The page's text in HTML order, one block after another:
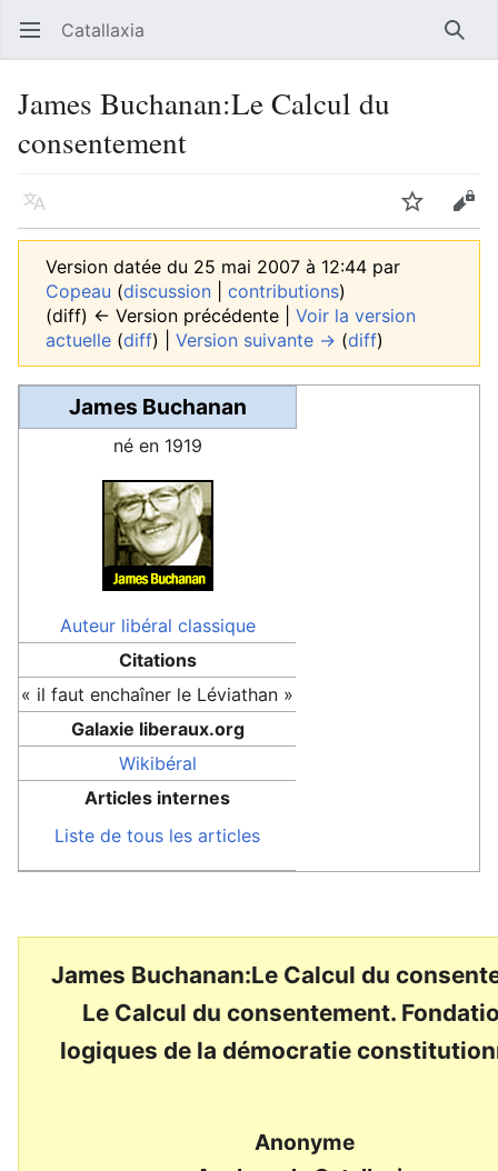
Ouvrir le menu principal Catallaxia
James Buchanan:Le Calcul du
consentement
Langue Suivre
Version datée du 25 mai 2007 à 12:44 par
Copeau (discussion contributions)
(diff) ← Version précédente | Voir la version
actuelle (diff) | Version suivante → (diff)
James Buchanan
né en 1919
Auteur libéral classique
Citations
« il faut enchaîner le Léviathan »
Galaxie liberaux.org
Wikibéral
Articles internes
Liste de tous les articles
James Buchanan:Le Calcul du
Le Calcul du consentement.
logiques de la démocratie
Anonyme